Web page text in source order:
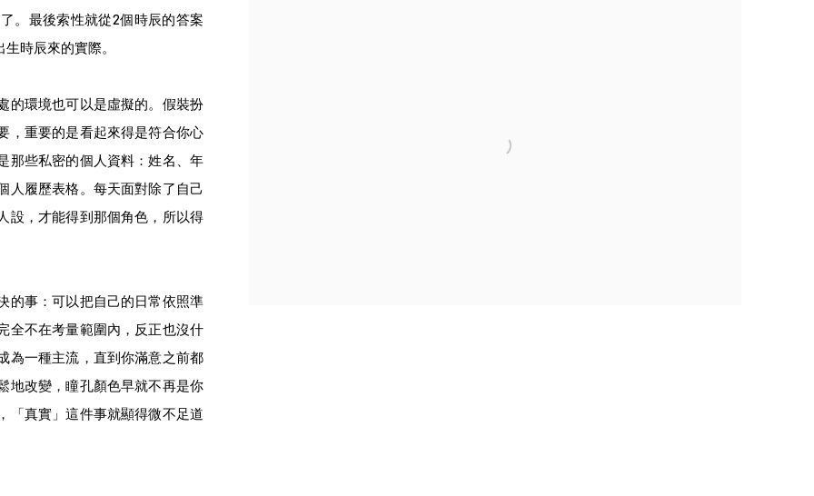
。最後索性就從2個時辰的答案
時辰來的實際。
的環境也可以是虛擬的。假裝扮
，重要的是看起來得是符合你心
那些私密的個人資料：姓名、年
人履歷表格。每天面對除了自己
設，才能得到那個角色，所以得
的事：可以把自己的日常依照準
全不在考量範圍內，反正也沒什
為一種主流，直到你滿意之前都
地改變，瞳孔顏色早就不再是你
「真實」這件事就顯得微不足道